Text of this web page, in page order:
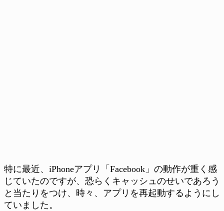
特に最近、iPhoneアプリ「Facebook」の動作が重く感
じていたのですが、恐らくキャッシュのせいであろう
と当たりをつけ、時々、アプリを再起動するようにし
ていました。